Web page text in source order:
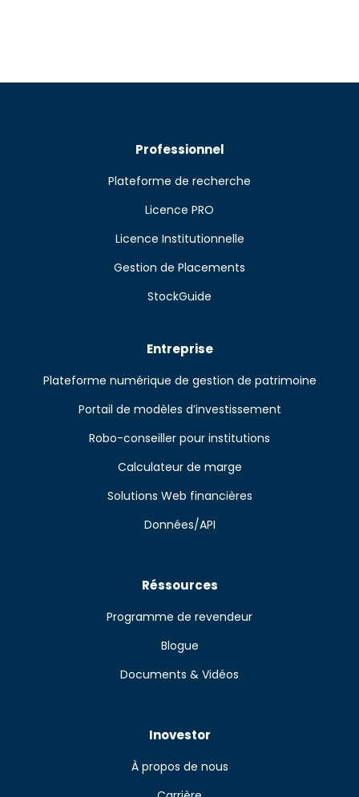
Professionnel
Plateforme de recherche
Licence PRO
Licence Institutionnelle
Gestion de Placements
StockGuide
Entreprise
Plateforme numérique de gestion de patrimoine
Portail de modèles d’investissement
Robo-conseiller pour institutions
Calculateur de marge
Solutions Web financières
Données/API
Réssources
Programme de revendeur
Blogue
Documents & Vidéos
Inovestor
À propos de nous